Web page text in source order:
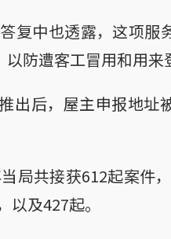
复中也透露，这项服
防遭客工冒用和用来
出后，屋主申报地址
局共接获612起案件
及427起。